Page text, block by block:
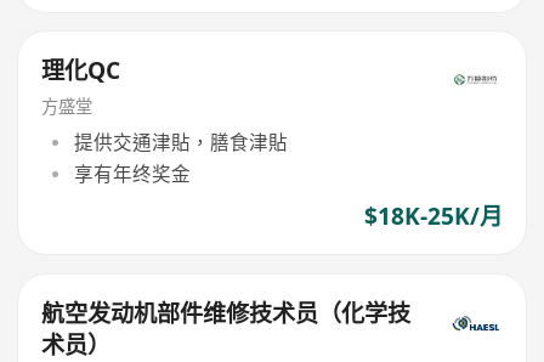
理化QC
方盛堂
提供交通津貼，膳食津貼
享有年终奖金
$18K-25K/月
航空发动机部件维修技术员（化学技
术员）